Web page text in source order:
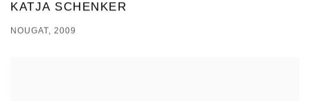
KATJA SCHENKER
NOUGAT, 2009